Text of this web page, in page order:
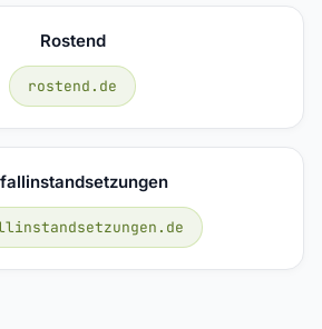
Rostend
rostend.de